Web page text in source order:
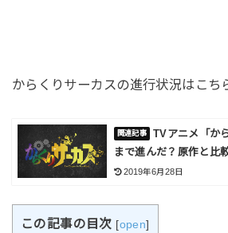
からくりサーカスの進行状況はこち
TVアニメ「か
まで進んだ？原作と比
2019年6月28日
この記事の目次 [open]